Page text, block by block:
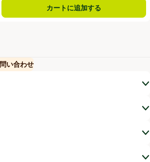
カートに追加する
い合わせ
ウィンドウで開く)